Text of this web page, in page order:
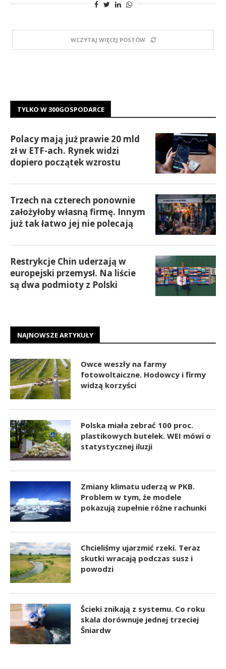
WCZYTAJ WIĘCEJ POSTÓW
TYLKO W 300GOSPODARCE
Polacy mają już prawie 20 mld
zł w ETF-ach. Rynek widzi
dopiero początek wzrostu
Trzech na czterech ponownie
założyłoby własną firmę. Innym
już tak łatwo jej nie polecają
Restrykcje Chin uderzają w
europejski przemysł. Na liście
są dwa podmioty z Polski
NAJNOWSZE ARTYKUŁY
Owce weszły na farmy
fotowoltaiczne. Hodowcy i firmy
widzą korzyści
Polska miała zebrać 100 proc.
plastikowych butelek. WEI mówi o
statystycznej iluzji
Zmiany klimatu uderzą w PKB.
Problem w tym, że modele
pokazują zupełnie różne rachunki
Chcieliśmy ujarzmić rzeki. Teraz
skutki wracają podczas susz i
powodzi
Ścieki znikają z systemu. Co roku
skala dorównuje jednej trzeciej
Śniardw